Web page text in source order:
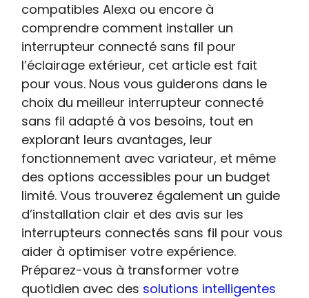
compatibles Alexa ou encore à
comprendre comment installer un
interrupteur connecté sans fil pour
l’éclairage extérieur, cet article est fait
pour vous. Nous vous guiderons dans le
choix du meilleur interrupteur connecté
sans fil adapté à vos besoins, tout en
explorant leurs avantages, leur
fonctionnement avec variateur, et même
des options accessibles pour un budget
limité. Vous trouverez également un guide
d’installation clair et des avis sur les
interrupteurs connectés sans fil pour vous
aider à optimiser votre expérience.
Préparez-vous à transformer votre
quotidien avec des solutions intelligentes